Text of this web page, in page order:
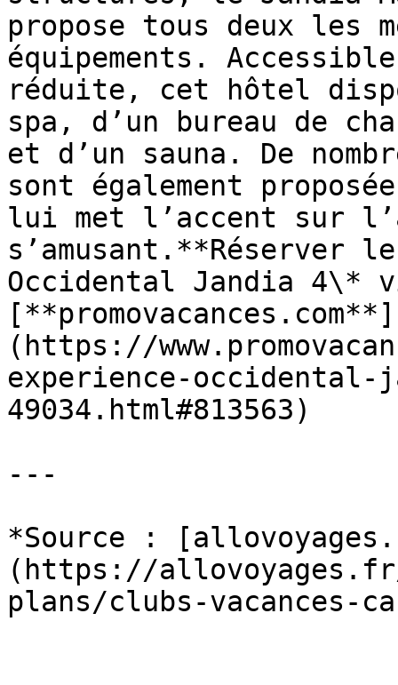
propose tous deux les
équipements.
réduite, cet hôtel
spa, d’un bureau de
et d’un sauna. De
sont également
lui met l’accent sur
s’amusant.**Réserver
Occidental Jandia 4\*
[**promovacances.com**]
(https://
experience-
49034.html#813563)
---
*Source :
(https://